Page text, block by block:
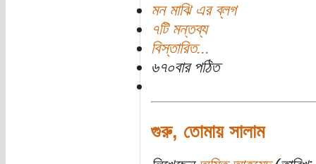
মন মাঝি এর ব্লগ
৭টি মন্তব্য
বিস্তারিত...
৬৭০বার পঠিত
গুরু, তোমায় সালাম